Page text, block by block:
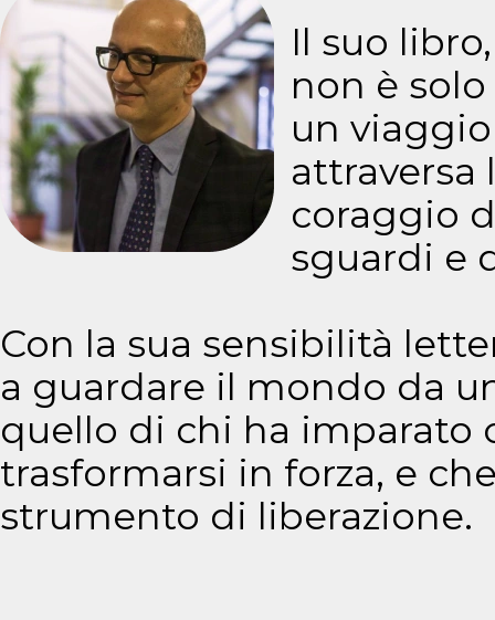
Il suo
non è
un
attraversa
coraggio
sguardi e
Con la sua sensibilità
a guardare il mondo da
quello di chi ha imparato
trasformarsi in forza, e
strumento di liberazione.